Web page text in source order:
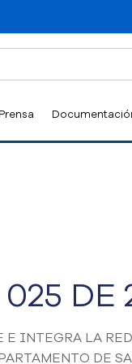
DE
INTEGRA LA
DE